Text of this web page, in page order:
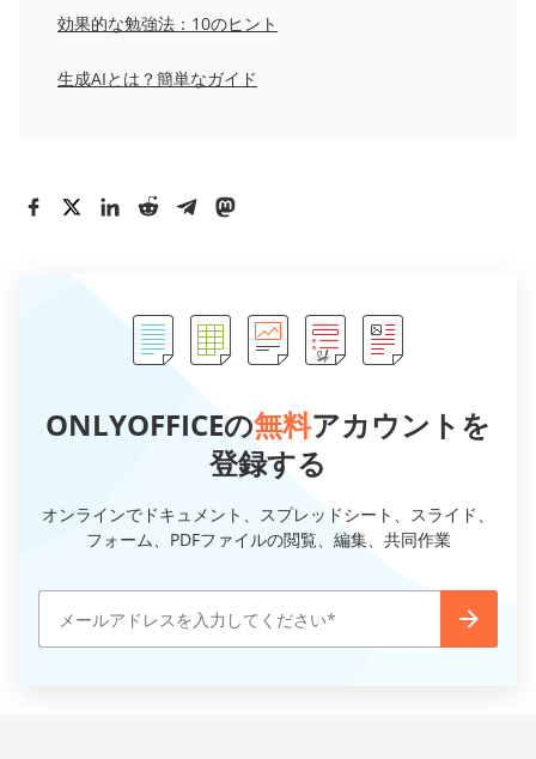
効果的な勉強法：10のヒント
生成AIとは？簡単なガイド
ONLYOFFICEの無料アカウントを
登録する
オンラインでドキュメント、スプレッドシート、スライド、
フォーム、PDFファイルの閲覧、編集、共同作業